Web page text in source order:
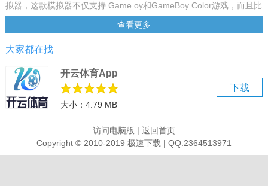
拟器，这款模拟器不仅支持 Game oy和GameBoy Color游戏，而且比
许多现有的GameBoy Advance模拟器更快、更准确并添加其他模拟器
所缺乏的功能，同时软件还具备了强大的游戏兼容性和性能优化能力
能够保证游戏的稳定运行和流畅的操作体验，以及提供了丰富的游戏
设置和调整选项，让玩家们可以根据自己的需求对游戏进行个性化设
置方便实用。
此外，mgba模拟器在游戏的稳定性、还原度、速度、音效、功能等各
个方面的表现均达到了几近完美的水平绝对是值得拥有一款gba模拟器
神器，最重要的是mgba模拟器还为用户们提供了准确高效的游戏模拟
体验和支持多种硬件设备内置了BIOS实现内核的箭筒模式，旨在为游
查看更多
大家都在找
下载
开云体育App
大小：4.79 MB
访问电脑版 | 返回首页
Copyright © 2010-2019 极速下载 | QQ:2364513971